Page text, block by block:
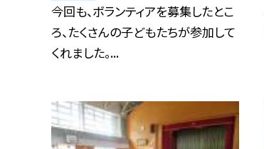
今回も、ボランティアを募集したとこ
ろ、たくさんの子どもたちが参加して
くれました。...